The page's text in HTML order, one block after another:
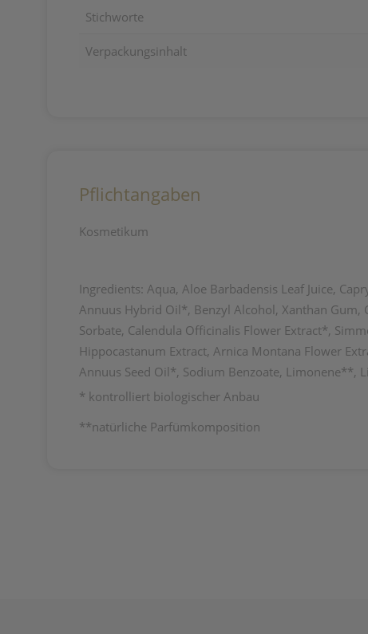
Stichworte
Verpackungsinhalt
Pflichtangaben
Kosmetikum
Ingredients: Aqua, Aloe Barbadensis Leaf Juice,
Annuus Hybrid Oil*, Benzyl Alcohol, Xanthan Gum,
Sorbate, Calendula Officinalis Flower Extract*,
Hippocastanum Extract, Arnica Montana Flower
Annuus Seed Oil*, Sodium Benzoate,
* kontrolliert biologischer Anbau
**natürliche Parfümkomposition